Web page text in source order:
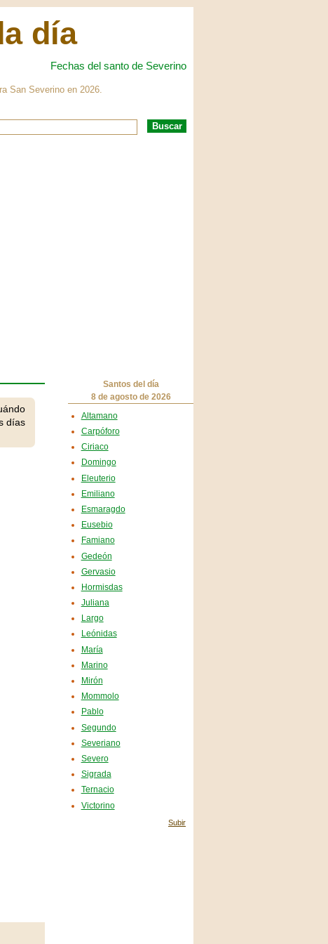
día
Fechas del santo de Severino
San Severino en 2026.
días
Santos del día
8 de agosto de 2026
Altamano
Carpóforo
Ciriaco
Domingo
Eleuterio
Emiliano
Esmaragdo
Eusebio
Famiano
Gedeón
Gervasio
Hormisdas
Juliana
Largo
Leónidas
María
Marino
Mirón
Mommolo
Pablo
Segundo
Severiano
Severo
Sigrada
Ternacio
Victorino
Subir